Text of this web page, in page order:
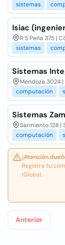
sistemas
Isiac
R S Peña 375 |
sistemas
Sistemas
Mendoza 3024
computación
Sistemas
Sarmiento 128 |
computación
¡Atención
Registra tu
iGlobal.
Anterior